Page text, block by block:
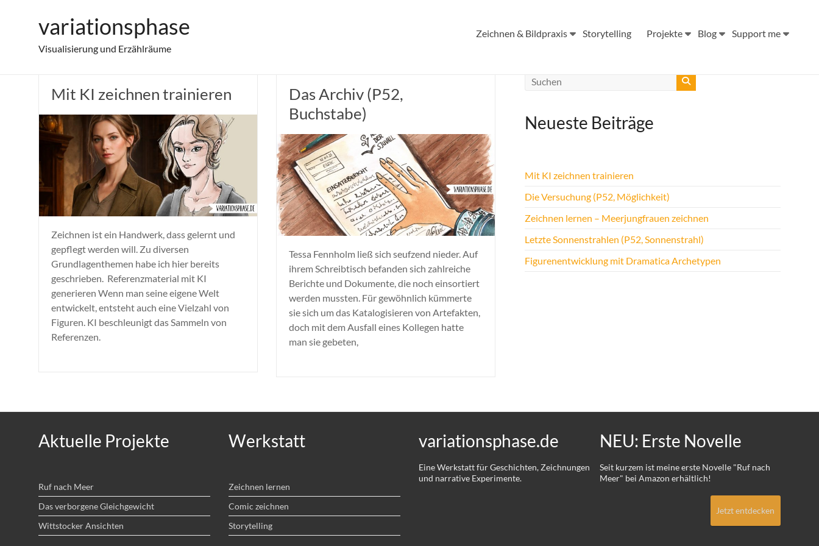
variationsphase
Visualisierung und Erzählräume
Zeichnen & Bildpraxis Storytelling Projekte Blog Support me
Tessa Fennholm
Mit KI zeichnen trainieren
Zeichnen ist ein Handwerk, dass gelernt und
gepflegt werden will. Zu diversen
Grundlagenthemen habe ich hier bereits
geschrieben. Referenzmaterial mit KI
generieren Wenn man seine eigene Welt
entwickelt, entsteht auch eine Vielzahl von
Figuren. KI beschleunigt das Sammeln von
Referenzen.
Das Archiv (P52,
Buchstabe)
Tessa Fennholm ließ sich seufzend nieder. Auf
ihrem Schreibtisch befanden sich zahlreiche
Berichte und Dokumente, die noch einsortiert
werden mussten. Für gewöhnlich kümmerte
sie sich um das Katalogisieren von Artefakten,
doch mit dem Ausfall eines Kollegen hatte
man sie gebeten,
Neueste Beiträge
Mit KI zeichnen trainieren
Die Versuchung (P52, Möglichkeit)
Zeichnen lernen – Meerjungfrauen zeichnen
Letzte Sonnenstrahlen (P52, Sonnenstrahl)
Figurenentwicklung mit Dramatica Archetypen
Aktuelle Projekte
Ruf nach Meer
Das verborgene Gleichgewicht
Wittstocker Ansichten
Werkstatt
Zeichnen lernen
Comic zeichnen
Storytelling
variationsphase.de
Eine Werkstatt für Geschichten, Zeichnungen
und narrative Experimente.
NEU: Erste Novelle
Seit kurzem ist meine erste Novelle "Ruf nach
Meer" bei Amazon erhältlich!
Jetzt entdecken